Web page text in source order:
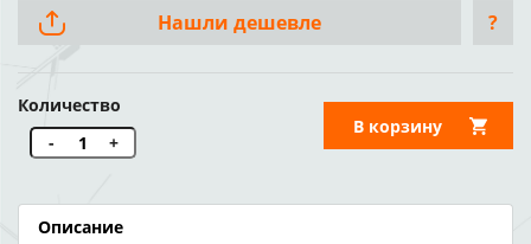
Нашли дешевле ?
Количество
-
+
В корзину
Описание